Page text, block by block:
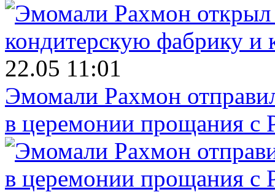
22.05 11:01
Эмомали Рахмон
в церемонии прощания с